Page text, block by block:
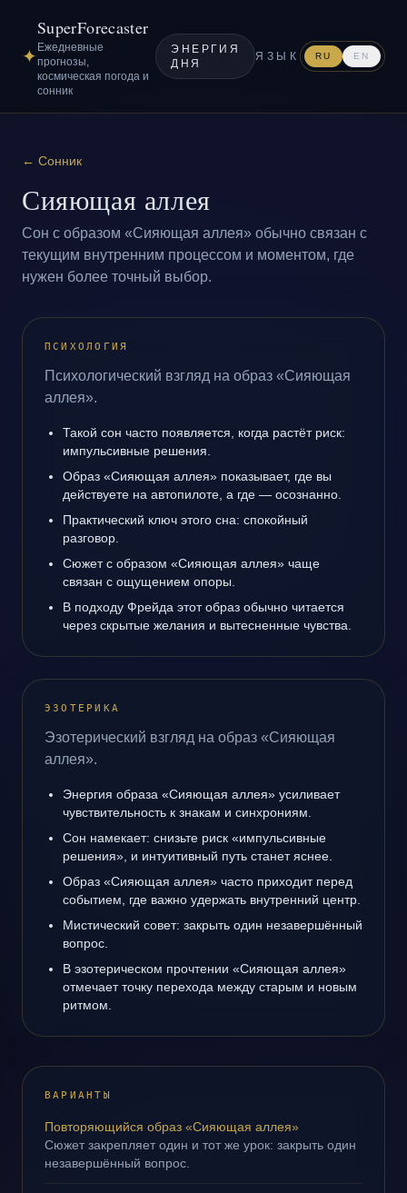
✦
SuperForecaster
Ежедневные
прогнозы,
космическая погода и
сонник
ЭНЕРГИЯ
ДНЯ
ЯЗЫК RU EN
← Сонник
Сияющая аллея
Сон с образом «Сияющая аллея» обычно связан с
текущим внутренним процессом и моментом, где
нужен более точный выбор.
ПСИХОЛОГИЯ
Психологический взгляд на образ «Сияющая
аллея».
Такой сон часто появляется, когда растёт риск:
импульсивные решения.
Образ «Сияющая аллея» показывает, где вы
действуете на автопилоте, а где — осознанно.
Практический ключ этого сна: спокойный
разговор.
Сюжет с образом «Сияющая аллея» чаще
связан с ощущением опоры.
В подходу Фрейда этот образ обычно читается
через скрытые желания и вытесненные чувства.
ЭЗОТЕРИКА
Эзотерический взгляд на образ «Сияющая
аллея».
Энергия образа «Сияющая аллея» усиливает
чувствительность к знакам и синхрониям.
Сон намекает: снизьте риск «импульсивные
решения», и интуитивный путь станет яснее.
Образ «Сияющая аллея» часто приходит перед
событием, где важно удержать внутренний центр.
Мистический совет: закрыть один незавершённый
вопрос.
В эзотерическом прочтении «Сияющая аллея»
отмечает точку перехода между старым и новым
ритмом.
ВАРИАНТЫ
Повторяющийся образ «Сияющая аллея»
Сюжет закрепляет один и тот же урок: закрыть один
незавершённый вопрос.